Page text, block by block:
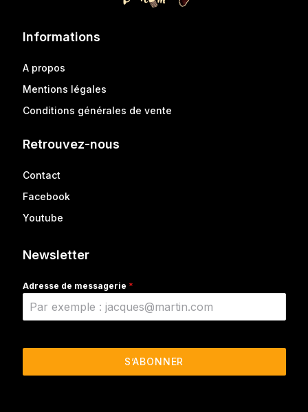
Informations
A propos
Mentions légales
Conditions générales de vente
Retrouvez-nous
Contact
Facebook
Youtube
Newsletter
Adresse de messagerie *
S’ABONNER